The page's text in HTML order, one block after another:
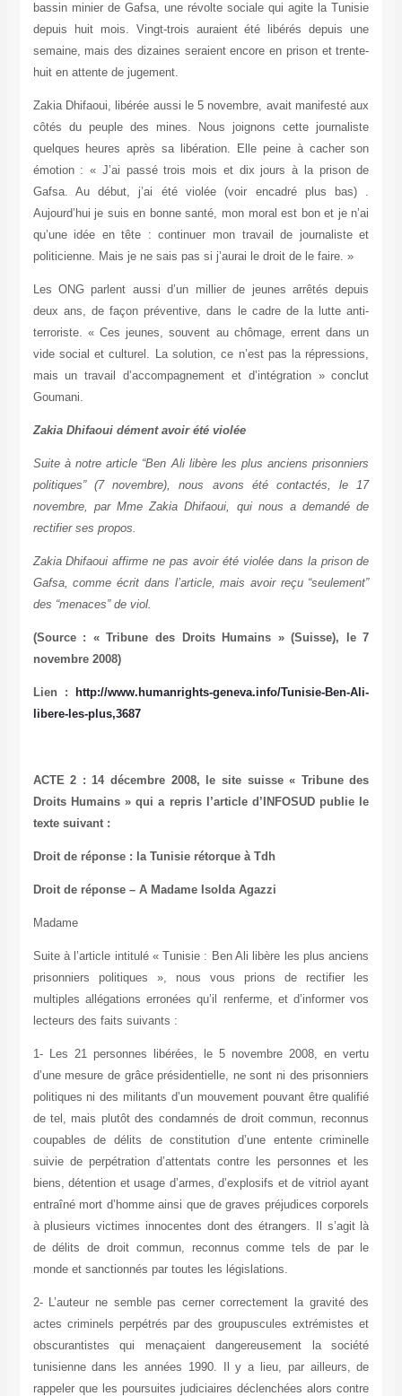
bassin minier de Gafsa, une révolte sociale qui agite la Tunisie
depuis huit mois. Vingt-trois auraient été libérés depuis une
semaine, mais des dizaines seraient encore en prison et trente-
huit en attente de jugement.
Zakia Dhifaoui, libérée aussi le 5 novembre, avait manifesté aux
côtés du peuple des mines. Nous joignons cette journaliste
quelques heures après sa libération. Elle peine à cacher son
émotion : « J’ai passé trois mois et dix jours à la prison de
Gafsa. Au début, j’ai été violée (voir encadré plus bas) .
Aujourd’hui je suis en bonne santé, mon moral est bon et je n’ai
qu’une idée en tête : continuer mon travail de journaliste et
politicienne. Mais je ne sais pas si j’aurai le droit de le faire. »
Les ONG parlent aussi d’un millier de jeunes arrêtés depuis
deux ans, de façon préventive, dans le cadre de la lutte anti-
terroriste. « Ces jeunes, souvent au chômage, errent dans un
vide social et culturel. La solution, ce n’est pas la répressions,
mais un travail d’accompagnement et d’intégration » conclut
Goumani.
Zakia Dhifaoui dément avoir été violée
Suite à notre article “Ben Ali libère les plus anciens prisonniers
politiques” (7 novembre), nous avons été contactés, le 17
novembre, par Mme Zakia Dhifaoui, qui nous a demandé de
rectifier ses propos.
Zakia Dhifaoui affirme ne pas avoir été violée dans la prison de
Gafsa, comme écrit dans l’article, mais avoir reçu “seulement”
des “menaces” de viol.
(Source : « Tribune des Droits Humains » (Suisse), le 7
novembre 2008)
Lien :
http://www.humanrights-geneva.info/Tunisie-Ben-Ali-
libere-les-plus,3687
ACTE 2 : 14 décembre 2008, le site suisse « Tribune des
Droits Humains » qui a repris l’article d’INFOSUD publie le
texte suivant :
Droit de réponse : la Tunisie rétorque à Tdh
Droit de réponse – A Madame Isolda Agazzi
Madame
Suite à l’article intitulé « Tunisie : Ben Ali libère les plus anciens
prisonniers politiques », nous vous prions de rectifier les
multiples allégations erronées qu’il renferme, et d’informer vos
lecteurs des faits suivants :
1- Les 21 personnes libérées, le 5 novembre 2008, en vertu
d’une mesure de grâce présidentielle, ne sont ni des prisonniers
politiques ni des militants d’un mouvement pouvant être qualifié
de tel, mais plutôt des condamnés de droit commun, reconnus
coupables de délits de constitution d’une entente criminelle
suivie de perpétration d’attentats contre les personnes et les
biens, détention et usage d’armes, d’explosifs et de vitriol ayant
entraîné mort d’homme ainsi que de graves préjudices corporels
à plusieurs victimes innocentes dont des étrangers. Il s’agit là
de délits de droit commun, reconnus comme tels de par le
monde et sanctionnés par toutes les législations.
2- L’auteur ne semble pas cerner correctement la gravité des
actes criminels perpétrés par des groupuscules extrémistes et
obscurantistes qui menaçaient dangereusement la société
tunisienne dans les années 1990. Il y a lieu, par ailleurs, de
rappeler que les poursuites judiciaires déclenchées alors contre